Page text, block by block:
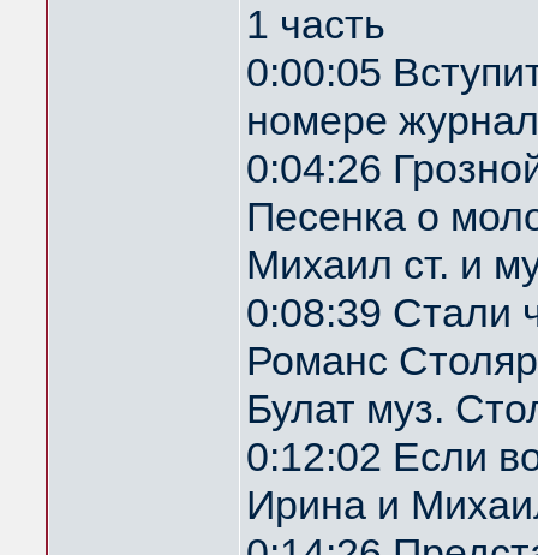
1 часть
0:00:05
номере
0:04:26
Песенка о
Михаил ст. и
0:08:39 Стали
Романс
Булат муз.
0:12:02 Если
Ирина и